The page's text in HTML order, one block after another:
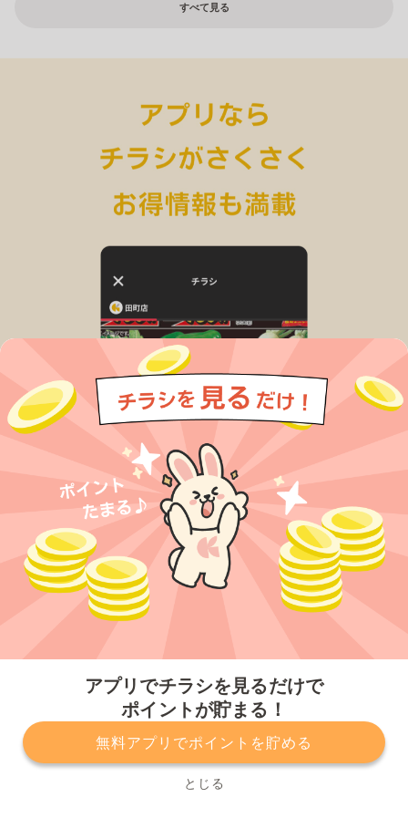
アプリでチラシを見るだけで
ポイントが貯まる！
無料アプリでポイントを貯める
とじる
すべて見る
プライバシーポリシー 利用規約
運営会社
サービスに関してのお問い合わせ